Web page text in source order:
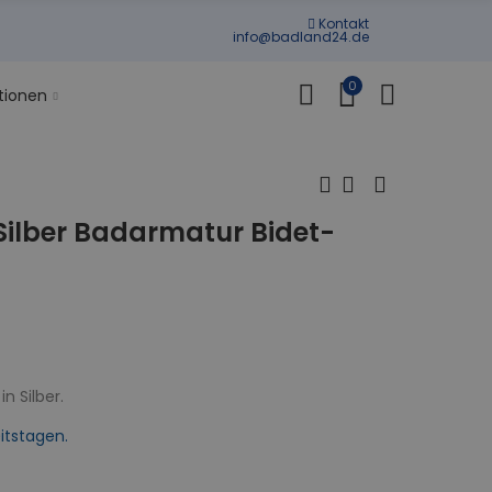
Kontakt
info@badland24.de
0
Badarmatur Bidet-
Silber.